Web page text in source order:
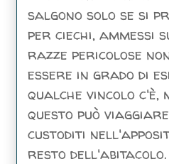
salgono solo se si
per ciechi,
razze pericolose
essere in grado di
qualche vincolo c'è,
questo può
custoditi
resto dell'abitacolo.